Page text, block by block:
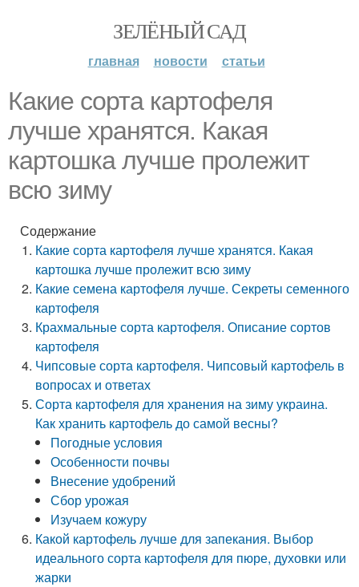
ЗЕЛЁНЫЙ САД
главная новости статьи
Какие сорта картофеля
лучше хранятся. Какая
картошка лучше пролежит
всю зиму
Содержание
Какие сорта картофеля лучше хранятся. Какая
картошка лучше пролежит всю зиму
Какие семена картофеля лучше. Секреты семенного
картофеля
Крахмальные сорта картофеля. Описание сортов
картофеля
Чипсовые сорта картофеля. Чипсовый картофель в
вопросах и ответах
Сорта картофеля для хранения на зиму украина.
Как хранить картофель до самой весны?
Погодные условия
Особенности почвы
Внесение удобрений
Сбор урожая
Изучаем кожуру
Какой картофель лучше для запекания. Выбор
идеального сорта картофеля для пюре, духовки или
жарки